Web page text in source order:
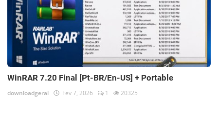
WinRAR 7.20 Final [Pt-BR/En-US] + Portable
downloadgeral Fev 7, 2026 1 20325